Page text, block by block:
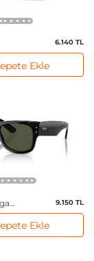
6.140 TL
Ekle
9.150 TL
Ekle